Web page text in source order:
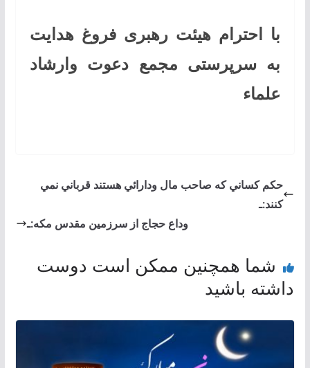
با احترام هیئت رهبری فروغ هدایت
به سرپرستی مجمع دعوت وارشاد
علماء
حکم كساني كه صاحب مال ودارائي هستند قرباني نمي
كنند:ـ
وداع حجاج از سرزمين مقدس مكه:ـ
شما همچنین ممکن است دوست
داشته باشید